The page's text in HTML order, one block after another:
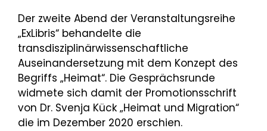
Der zweite Abend der Veranstaltungsreihe
„ExLibris“ behandelte die
transdisziplinärwissenschaftliche
Auseinandersetzung mit dem Konzept des
Begriffs „Heimat“. Die Gesprächsrunde
widmete sich damit der Promotionsschrift
von Dr. Svenja Kück „Heimat und Migration“
die im Dezember 2020 erschien.